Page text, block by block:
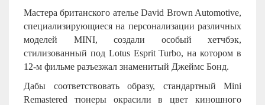
Мастера британского ателье David Brown Automotive,
специализирующиеся на персонализации различных
моделей MINI, создали особый хетчбэк,
стилизованный под Lotus Esprit Turbo, на котором в
12-м фильме разъезжал знаменитый Джеймс Бонд.
Дабы соответствовать образу, стандартный Mini
Remastered тюнеры окрасили в цвет киношного